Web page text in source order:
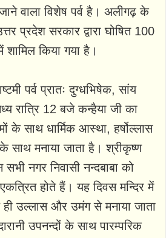
जाने वाला विशेष पर्व है। अलीगढ़ के
प्रदेश सरकार द्वारा घोषित 100
शामिल किया गया है।
पर्व प्रातः दुग्धभिषेक, सांय
रात्रि 12 बजे कन्हैया जी का
के साथ धार्मिक आस्था, हर्षोल्लास
साथ मनाया जाता है। श्रीकृष्ण
सभी नगर निवासी नन्दबाबा को
होते हैं। यह दिवस मन्दिर में
उल्लास और उमंग से मनाया जाता
उपनन्दों के साथ पारम्परिक